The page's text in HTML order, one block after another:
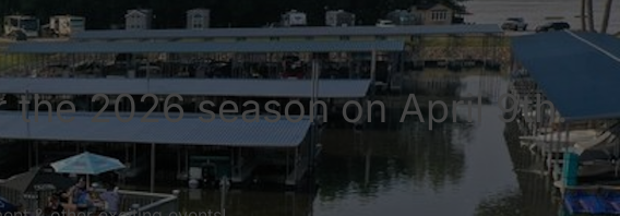
the 2026 season on April 9th.